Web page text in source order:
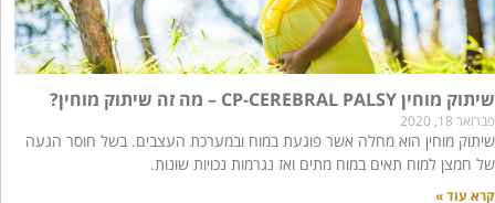
שיתוק מוחין CP-CEREBRAL PALSY – מה זה שיתוק מוחין?
פברואר 18, 2020
שיתוק מוחין הוא מחלה אשר פוגעת במוח ובמערכת העצבים. בשל חוסר הגעה
של חמצן למוח תאים במוח מתים ואז נגרמות נכויות שונות.
קרא עוד »